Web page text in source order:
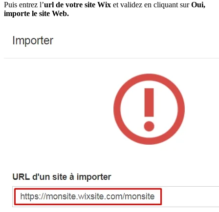
Puis entrez l’url de votre site Wix et validez en cliquant surOui,
importe le site Web.